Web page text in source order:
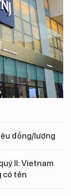
đồng/lượng
II: Vietnam
có tên